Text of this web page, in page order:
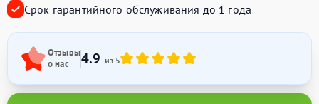
Срок гарантийного обслуживания до 1 года
Отзывы
о нас
4.9 из 5